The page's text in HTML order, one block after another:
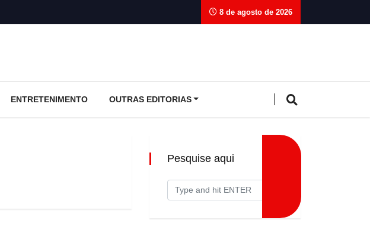
8 de agosto de 2026
ENTRETENIMENTO OUTRAS EDITORIAS
Pesquise aqui